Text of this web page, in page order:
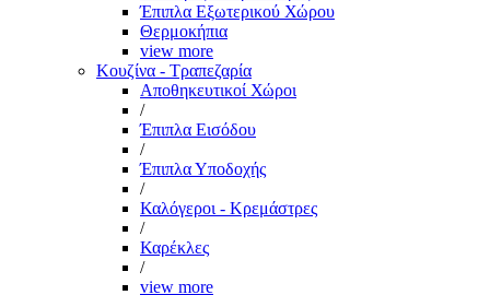
Έπιπλα Εξωτερικού Χώρου
Θερμοκήπια
view more
Κουζίνα - Τραπεζαρία
Αποθηκευτικοί Χώροι
/
Έπιπλα Εισόδου
/
Έπιπλα Υποδοχής
/
Καλόγεροι - Κρεμάστρες
/
Καρέκλες
/
view more